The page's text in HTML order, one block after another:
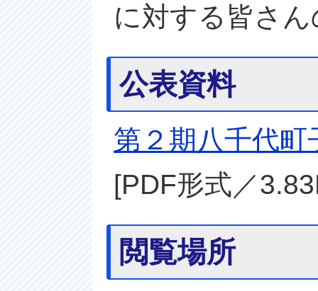
に対する皆さ
公表資料
第２期八千代
[PDF形式／
閲覧場所